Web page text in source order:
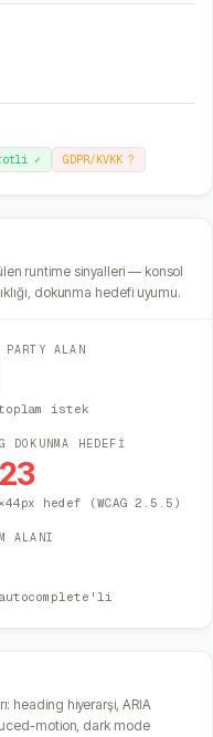
✓ GDPR/KVKK?
runtime sinyalleri — konsol
dokunma hedefi uyumu.
PARTY ALAN
istek
DOKUNMA HEDEFİ
23
hedef (WCAG 2.5.5)
ALANI
autocomplete'li
heading hiyerarşi, ARIA
motion, dark mode